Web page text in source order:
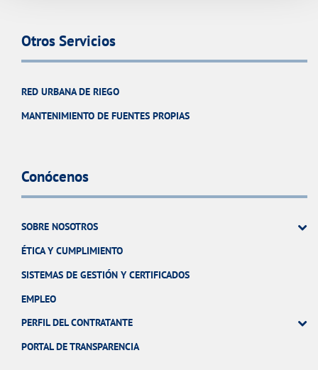
Otros Servicios
RED URBANA DE RIEGO
MANTENIMIENTO DE FUENTES PROPIAS
Conócenos
SOBRE NOSOTROS
ÉTICA Y CUMPLIMIENTO
SISTEMAS DE GESTIÓN Y CERTIFICADOS
EMPLEO
PERFIL DEL CONTRATANTE
PORTAL DE TRANSPARENCIA